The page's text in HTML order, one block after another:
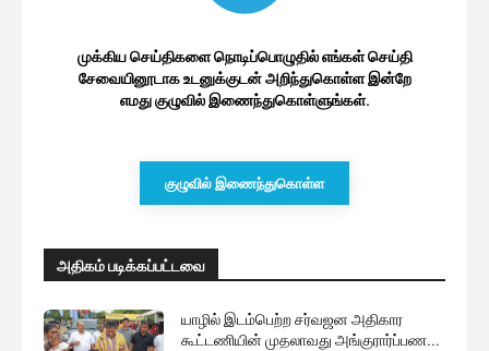
முக்கிய செய்திகளை நொடிப்பொழுதில் எங்கள் செய்தி
சேவையினூடாக உடனுக்குடன் அறிந்துகொள்ள இன்றே
எமது குழுவில் இணைந்துகொள்ளுங்கள்.
குழுவில் இணைந்துகொள்ள
அதிகம் படிக்கப்பட்டவை
யாழில் இடம்பெற்ற சர்வஜன அதிகார
கூட்டணியின் முதலாவது அங்குரார்ப்பண...